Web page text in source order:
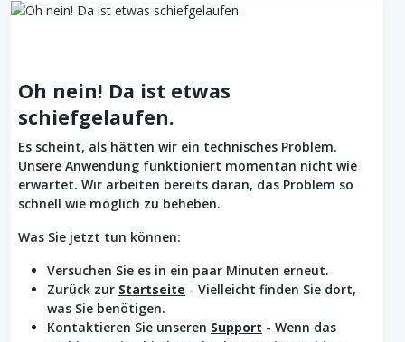
Oh nein! Da ist etwas
schiefgelaufen.
Es scheint, als hätten wir ein technisches Problem.
Unsere Anwendung funktioniert momentan nicht wie
erwartet. Wir arbeiten bereits daran, das Problem so
schnell wie möglich zu beheben.
Was Sie jetzt tun können:
Versuchen Sie es in ein paar Minuten erneut.
Zurück zur Startseite - Vielleicht finden Sie dort,
was Sie benötigen.
Kontaktieren Sie unseren Support - Wenn das